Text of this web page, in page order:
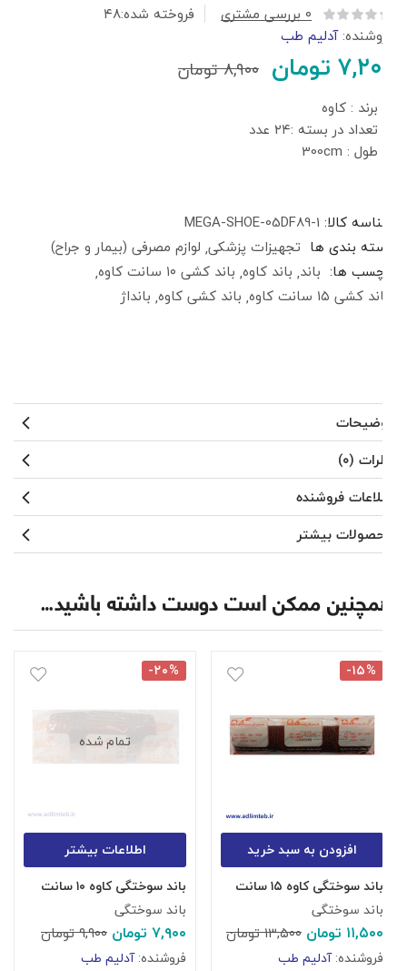
۰ بررسی مشتری فروخته شده:۴۸
فروشنده:آدلیم طب
۷,۲۰۰ تومان ۸,۹۰۰تومان
برند : کاوه
تعداد در بسته :۲۴ عدد
طول : 300cm
شناسه کالا:MEGA-SHOE-05DF89-1
دسته بندی هاتجهیزات پزشکی لوازم مصرفی (بیمار و جراح)
برچسب ها:باند باند کاوه باند کشی ۱۰ سانت کاوه
باند کشی ۱۵ سانت کاوه
باند کشی کاوه بانداژ
توضیحات
نظرات (۰)
اطلاعات فروشنده
محصولات بیشتر
همچنین ممکن است دوست داشته باشید…
افزودن به سبد خرید
-۱۵%
باند سوختگی کاوه ۱۵ سانت
باند سوختگی
۱۱,۵۰۰ تومان۱۳,۵۰۰تومان
فروشنده:آدلیم طب
تمام شده
اطلاعات بیشتر
-۲۰%
باند سوختگی کاوه ۱۰ سانت
باند سوختگی
۷,۹۰۰تومان۹,۹۰۰تومان
فروشنده:آدلیم طب